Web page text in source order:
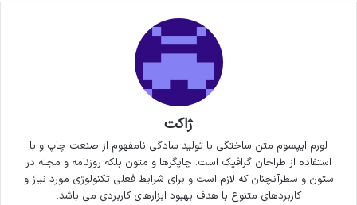
ژاکت
لورم ایپسوم متن ساختگی با تولید سادگی نامفهوم از صنعت چاپ و با
استفاده از طراحان گرافیک است. چاپگرها و متون بلکه روزنامه و مجله در
ستون و سطرآنچنان که لازم است و برای شرایط فعلی تکنولوژی مورد نیاز و
کاربردهای متنوع با هدف بهبود ابزارهای کاربردی می باشد.